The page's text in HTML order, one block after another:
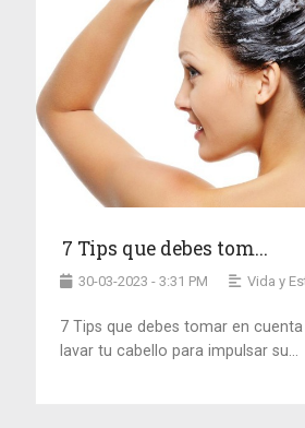
7 Tips que debes tom...
30-03-2023 - 3:31 PM Vida y
7 Tips que debes tomar en
lavar tu cabello para impulsar su...